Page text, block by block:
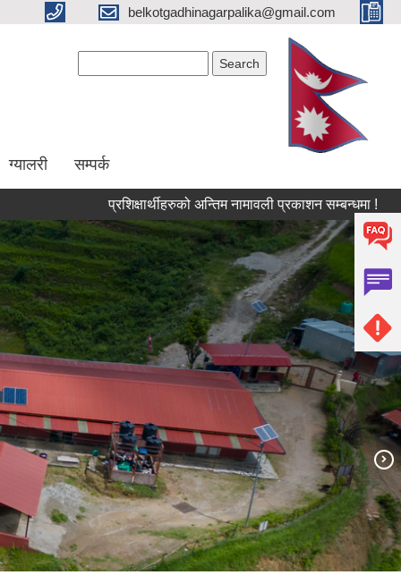
belkotgadhinagarpalika@gmail.com
ग्यालरी सम्पर्क
प्रशिक्षार्थीहरुको अन्तिम नामावली प्रकाशन सम्बन्धमा ! आ.व.